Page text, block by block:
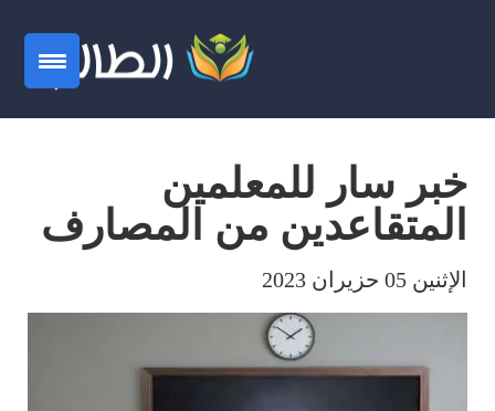
خبر سار للمعلمين
المتقاعدين من المصارف
الإثنين 05 حزيران 2023